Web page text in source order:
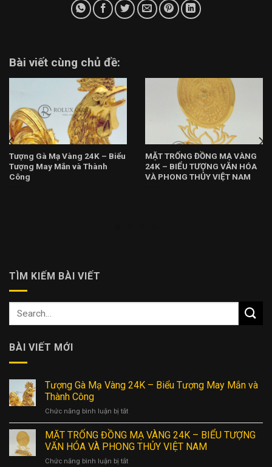
Bài viết cùng chủ đề:
Tượng Gà Mạ Vàng 24K – Biểu
Tượng May Mắn và Thành
Công
MẶT TRỐNG ĐỒNG MẠ VÀNG
24K – BIỂU TƯỢNG VĂN HÓA
VÀ PHONG THỦY VIỆT NAM
TÌM KIẾM BÀI VIẾT
BÀI VIẾT MỚI
Tượng Gà Mạ Vàng 24K – Biểu Tượng May Mắn và
Thành Công
Chức năng bình luận bị tắt
Tượng
Gà
Mạ
Vàng
MẶT TRỐNG ĐỒNG MẠ VÀNG 24K – BIỂU TƯỢNG
VĂN HÓA VÀ PHONG THỦY VIỆT NAM
Chức năng bình luận bị tắt